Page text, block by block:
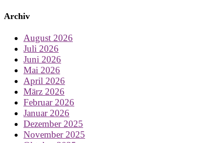
Archiv
August 2026
Juli 2026
Juni 2026
Mai 2026
April 2026
März 2026
Februar 2026
Januar 2026
Dezember 2025
November 2025